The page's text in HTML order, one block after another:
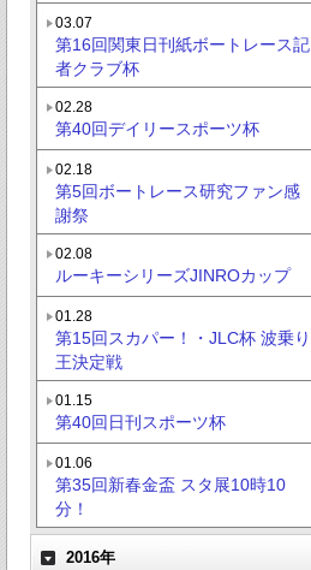
03.07
第16回関東日刊紙ボートレース記
者クラブ杯
02.28
第40回デイリースポーツ杯
02.18
第5回ボートレース研究ファン感
謝祭
02.08
ルーキーシリーズJINROカップ
01.28
第15回スカパー！・JLC杯 波乗り
王決定戦
01.15
第40回日刊スポーツ杯
01.06
第35回新春金盃 スタ展10時10
分！
2016年